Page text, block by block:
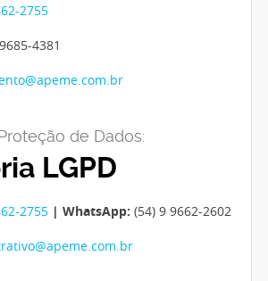
2755
4381
de Dados:
LGPD
2755 | WhatsApp: (54) 9 9662-2602